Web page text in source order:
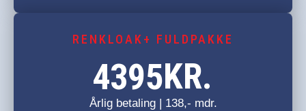
RENKLOAK+ FULDPAKKE
4395KR.
Årlig betaling | 138,- mdr.